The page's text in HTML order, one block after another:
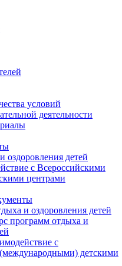
условий
деятельности
оздоровления детей
с Всероссийскими
центрами
и оздоровления детей
программ отдыха и
с
детскими